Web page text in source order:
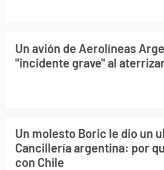
Un avión de Aerolíneas
"incidente grave" al
Un molesto Boric le dio un
Cancillería argentina: por
con Chile